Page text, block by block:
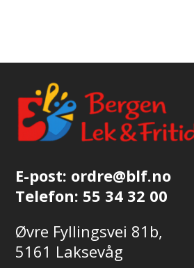
E-post: ordre@blf.no
Telefon: 55 34 32 00
Øvre Fyllingsvei 81b,
5161 Laksevåg